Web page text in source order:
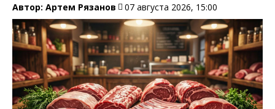
Автор: Артем Рязанов 07 августа 2026, 15:00